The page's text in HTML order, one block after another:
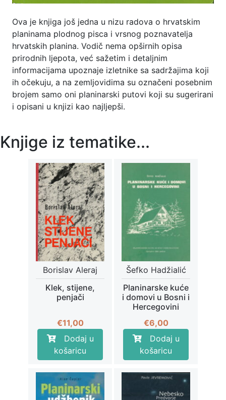
Ova je knjiga još jedna u nizu radova o hrvatskim
planinama plodnog pisca i vrsnog poznavatelja
hrvatskih planina. Vodič nema opširnih opisa
prirodnih ljepota, već sažetim i detaljnim
informacijama upoznaje izletnike sa sadržajima koji
ih očekuju, a na zemljovidima su označeni posebnim
brojem samo oni planinarski putovi koji su sugerirani
i opisani u knjizi kao najljepši.
Knjige iz tematike...
Borislav Aleraj
Klek, stijene,
penjači
€11,00
Dodaj u
košaricu
Šefko Hadžialić
Planinarske kuće
i domovi u Bosni i
Hercegovini
€6,00
Dodaj u
košaricu